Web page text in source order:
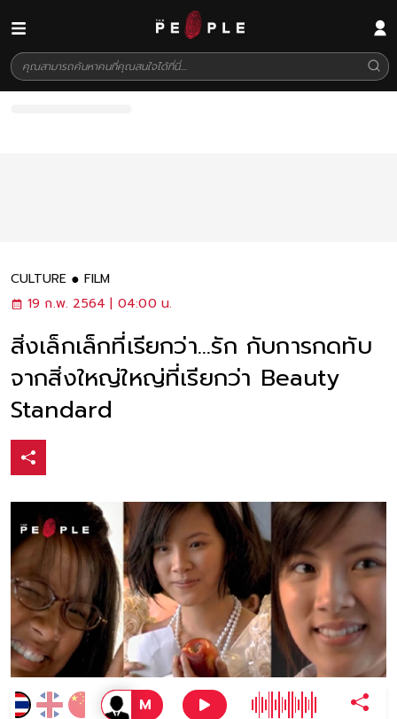
CULTURE
FILM
19 ก.พ. 2564 | 04:00 น.
สิ่งเล็กเล็กที่เรียกว่า...รัก กับการกดทับ
จากสิ่งใหญ่ใหญ่ที่เรียกว่า Beauty
Standard